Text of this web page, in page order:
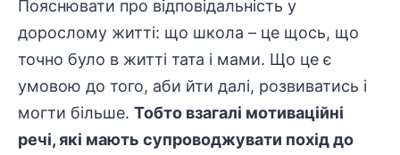
Пояснювати про відповідальність у
дорослому житті: що школа – це щось, що
точно було в житті тата і мами. Що це є
умовою до того, аби йти далі, розвиватись і
могти більше. Тобто взагалі мотиваційні
речі, які мають супроводжувати похід до